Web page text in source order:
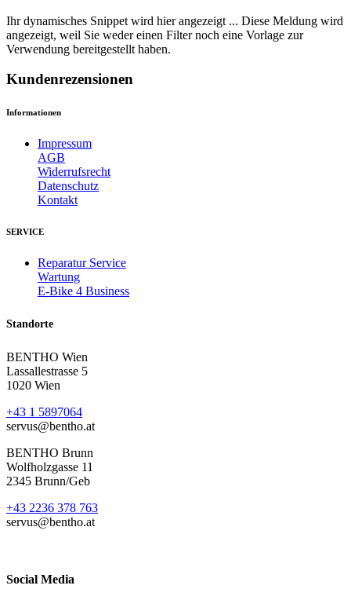
Ihr dynamisches Snippet wird hier angezeigt ... Diese Meldung wird
angezeigt, weil Sie weder einen Filter noch eine Vorlage zur
Verwendung bereitgestellt haben.
Kundenrezensionen
Informationen
Impressum
AGB
Widerrufsrecht
Datenschutz
Kontakt
SERVICE
Reparatur Service
Wartung
E-Bike 4 Business
Standorte
BENTHO Wien
Lassallestrasse 5
1020 Wien
+43 1 5897064
servus@bentho.at
BENTHO Brunn
Wolfholzgasse 11
2345 Brunn/Geb
+43 2236 378 763
servus@bentho.at
Social Media